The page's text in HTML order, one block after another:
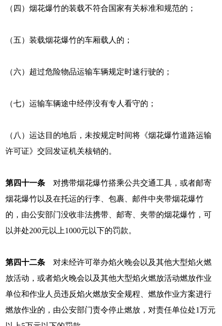
（四）烟花爆竹的装载不符合国家有关标准和规范的；
（五）装载烟花爆竹的车厢载人的；
（六）超过危险物品运输车辆规定时速行驶的；
（七）运输车辆途中经停没有专人看守的；
（八）运达目的地后，未按规定时间将《烟花爆竹道路运输
许可证》交回发证机关核销的。
第四十一条 对携带烟花爆竹搭乘公共交通工具，或者邮寄
烟花爆竹以及在托运的行李、包裹、邮件中夹带烟花爆竹
的，由公安部门没收非法携带、邮寄、夹带的烟花爆竹，可
以并处200元以上1000元以下的罚款。
第四十二条 对未经许可举办焰火晚会以及其他大型焰火燃
放活动，或者焰火晚会以及其他大型焰火燃放活动燃放作业
单位和作业人员违反焰火燃放安全规程、燃放作业方案进行
燃放作业的，由公安部门责令停止燃放，对责任单位处1万元